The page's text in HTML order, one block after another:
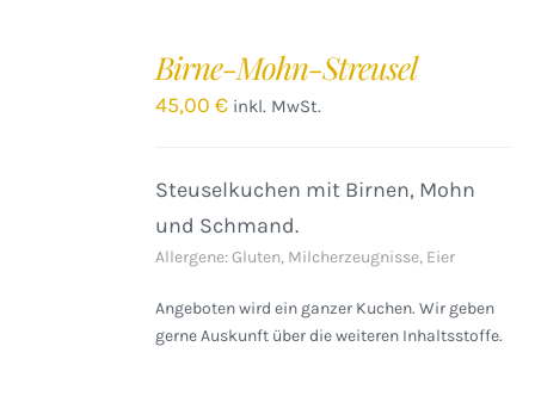
Birne-Mohn-Streusel
45,00€ inkl. MwSt.
Steuselkuchen mit Birnen, Mohn
und Schmand.
Allergene: Gluten, Milcherzeugnisse, Eier
Angeboten wird ein ganzer Kuchen. Wir geben
gerne Auskunft über die weiteren Inhaltsstoffe.